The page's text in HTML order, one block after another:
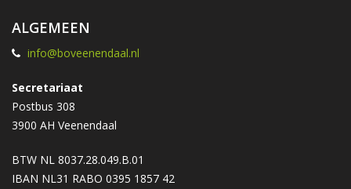
ALGEMEEN
info@boveenendaal.nl
Secretariaat
Postbus 308
3900 AH Veenendaal
BTW NL 8037.28.049.B.01
IBAN NL31 RABO 0395 1857 42